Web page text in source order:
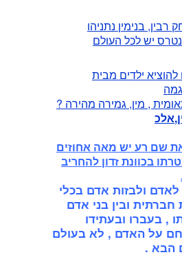
בנימין נתניהו
יש לכל העולם
ילדים מבית
, מין, גמירה מהירה ?
אלכ
שם רע יש מאה אחוזים
בכוונת זדון להחריב
לאדם ולבזות אדם בכלי
ובין בני אדם
, בעברו ובעתידו
על האדם , לא בעולם
הבא .